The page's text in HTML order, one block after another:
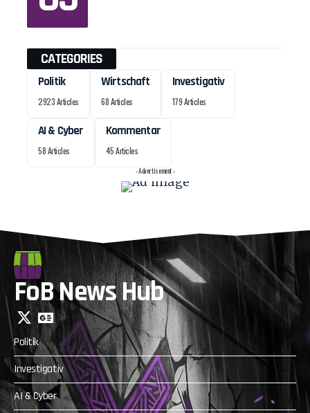
CATEGORIES
Politik
2923 Articles
Wirtschaft
68 Articles
Investigativ
179 Articles
AI & Cyber
58 Articles
Kommentar
45 Articles
- Advertisement -
FoB News Hub
Politik
Investigativ
AI & Cyber